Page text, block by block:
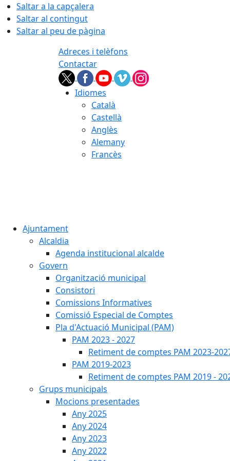
Saltar a la capçalera
Saltar al contingut
Saltar al peu de pàgina
Adreces i telèfons
Contactar
Idiomes
Català
Castellà
Anglès
Alemany
Francès
Ajuntament
Alcaldia
Agenda institucional alcalde
Govern
Organització municipal
Consistori
Comissions Informatives
Comissió Especial de Comptes
Pla d'Actuació Municipal (PAM)
PAM 2023 - 2027
Retiment de comptes PAM 2023-
PAM 2019-2023
Retiment de comptes PAM 2019 -
Grups municipals
Mocions presentades
Any 2025
Any 2024
Any 2023
Any 2022